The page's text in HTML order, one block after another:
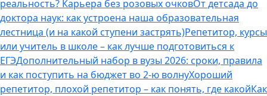
реальность? Карьера без розовых очковОт детсада до
доктора наук: как устроена наша образовательная
лестница (и на какой ступени застрять)Репетитор, курсы
или учитель в школе – как лучше подготовиться к
ЕГЭДополнительный набор в вузы 2026: сроки, правила
и как поступить на бюджет во 2‑ю волнуХороший
репетитор, плохой репетитор – как понять, где какойКак